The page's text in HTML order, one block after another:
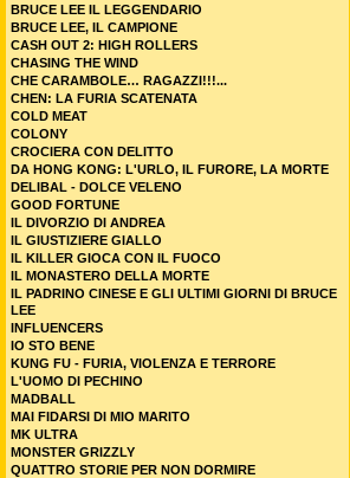
BRUCE LEE IL LEGGENDARIO
BRUCE LEE, IL CAMPIONE
CASH OUT 2: HIGH ROLLERS
CHASING THE WIND
CHE CARAMBOLE… RAGAZZI!!!...
CHEN: LA FURIA SCATENATA
COLD MEAT
COLONY
CROCIERA CON DELITTO
DA HONG KONG: L'URLO, IL FURORE, LA MORTE
DELIBAL - DOLCE VELENO
GOOD FORTUNE
IL DIVORZIO DI ANDREA
IL GIUSTIZIERE GIALLO
IL KILLER GIOCA CON IL FUOCO
IL MONASTERO DELLA MORTE
IL PADRINO CINESE E GLI ULTIMI GIORNI DI BRUCE
LEE
INFLUENCERS
IO STO BENE
KUNG FU - FURIA, VIOLENZA E TERRORE
L'UOMO DI PECHINO
MADBALL
MAI FIDARSI DI MIO MARITO
MK ULTRA
MONSTER GRIZZLY
QUATTRO STORIE PER NON DORMIRE